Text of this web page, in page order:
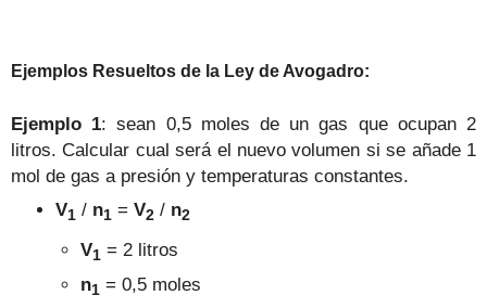
Ejemplos Resueltos de la Ley de Avogadro:
Ejemplo 1: sean 0,5 moles de un gas que ocupan 2
litros. Calcular cual será el nuevo volumen si se añade 1
mol de gas a presión y temperaturas constantes.
V1 / n1 =V2 / n2
V1 = 2 litros
n1 = 0,5 moles